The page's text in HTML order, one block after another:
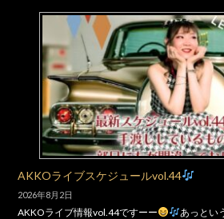
AKKOライブスケジュールvol.44
2026年8月2日
AKKOライブ情報vol.44ですーー
あっとい